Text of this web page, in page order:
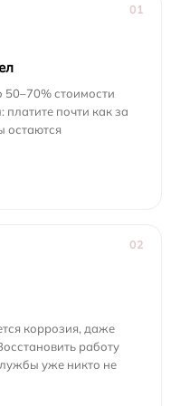
01
50–70% стоимости
почти как за
остаются
02
коррозия, даже
работу
уже никто не